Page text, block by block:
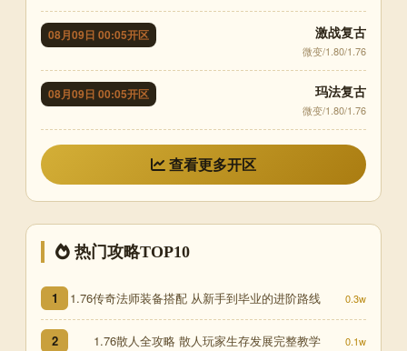
08月09日 00:05开区 激战复古
微变/1.80/1.76
08月09日 00:05开区 玛法复古
微变/1.80/1.76
查看更多开区
热门攻略TOP10
1 1.76传奇法师装备搭配 从新手到毕业的进阶路线 0.3w
2 1.76散人全攻略 散人玩家生存发展完整教学 0.1w